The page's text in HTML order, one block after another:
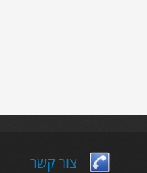
צור קשר